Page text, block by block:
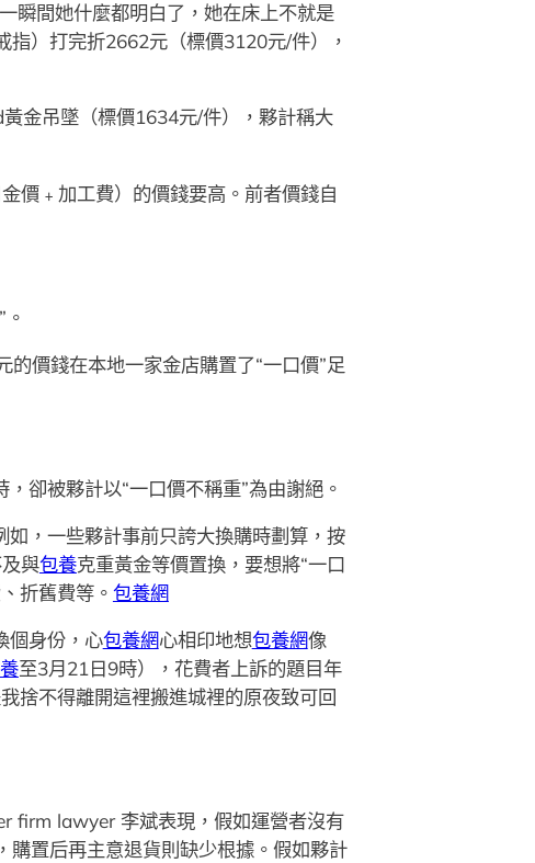
瞬間她什麼都明白了，她在床上不就是
指）打完折2662元（標價3120元/件），
金吊墜（標價1634元/件），夥計稱大
價﹢加工費）的價錢要高。前者價錢自
價錢在本地一家金店購置了“一口價”足
卻被夥計以“一口價不稱重”為由謝絕。
如，一些夥計事前只誇大換購時劃算，按
與包養克重黃金等價置換，要想將“一口
折舊費等。 包養網
個身份，心包養網心相印地想包養網像
至3月21日9時），花費者上訴的題目年
捨不得離開這裡搬進城裡的原夜致可回
firm lawyer 李斌表現，假如運營者沒有
購置后再主意退貨則缺少根據。假如夥計